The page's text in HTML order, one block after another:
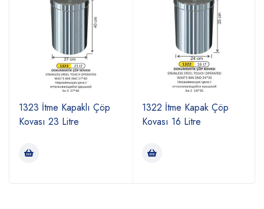
1323 İtme Kapaklı Çöp
Kovası 23 Litre
1322 İtme Kapak Çöp
Kovası 16 Litre